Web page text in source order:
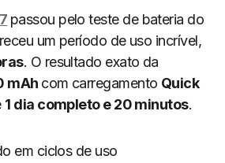
passou pelo teste de bateria do
um período de uso incrível,
. O resultado exato da
mAh com carregamento Quick
1 dia completo e 20 minutos.
em ciclos de uso